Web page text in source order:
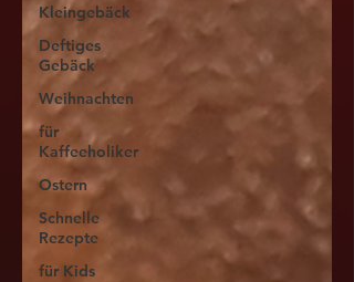
Kleingebäck
Deftiges
Gebäck
Weihnachten
für
Kaffeeholiker
Ostern
Schnelle
Rezepte
für Kids